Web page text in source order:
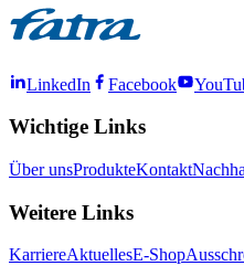
LinkedIn Facebook
Wichtige Links
Über unsProdukteKontakt
Weitere Links
KarriereAktuellesE-Shop